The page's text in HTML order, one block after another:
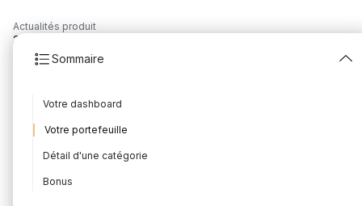
Actualités produit
Sommaire
Votre dashboard
Votre portefeuille
Détail d'une catégorie
Bonus
3
débuter sur Finary
Rédigé par